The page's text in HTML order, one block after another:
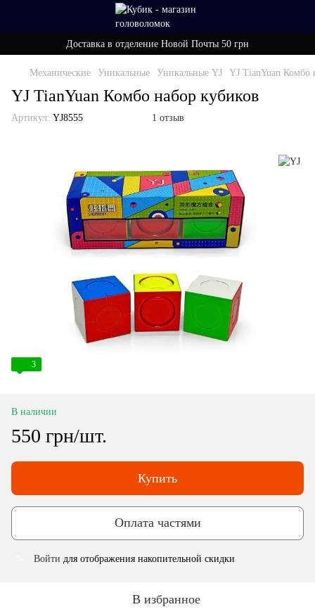
Доставка в отделение Новой Почты 50 грн
Механические Уникальные Уникальные YJ YJ TianYuan Комбо
YJ TianYuan Комбо набор кубиков
Артикул: YJ8555 1 отзыв
3
В наличии
550 грн/шт.
Купить
Оплата частями
Войти для отображения накопительной скидки
В избранное